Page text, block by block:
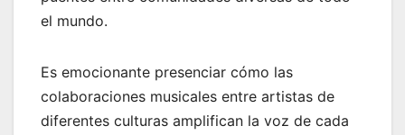
el mundo.
Es emocionante presenciar cómo las
colaboraciones musicales entre artistas de
diferentes culturas amplifican la voz de cada